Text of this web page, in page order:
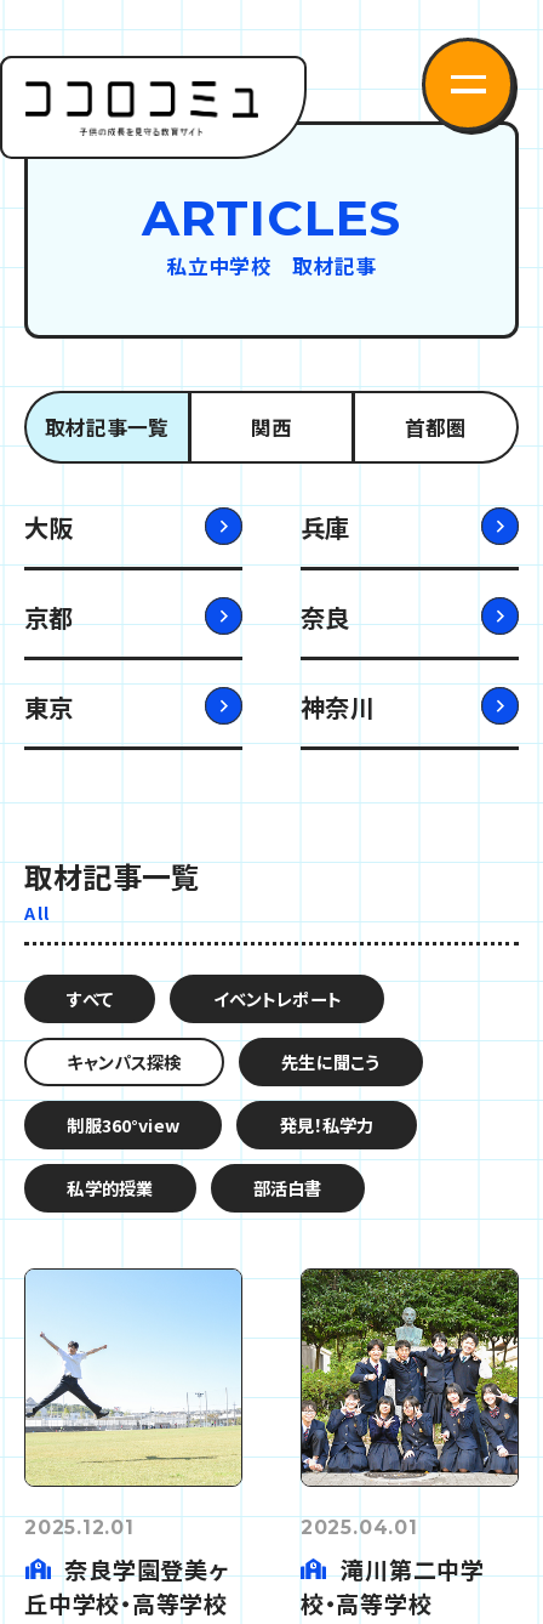
ARTICLES
私立中学校 取材記事
取材記事一覧 関西 首都圏
大阪 兵庫
京都 奈良
東京 神奈川
取材記事一覧
All
すべて イベントレポート
キャンパス探検 先生に聞こう
制服360°view 発見！私学力
私学的授業 部活白書
2025.12.01
奈良学園登美ヶ
丘中学校・高等学校
2025.04.01
滝川第二中学
校・高等学校